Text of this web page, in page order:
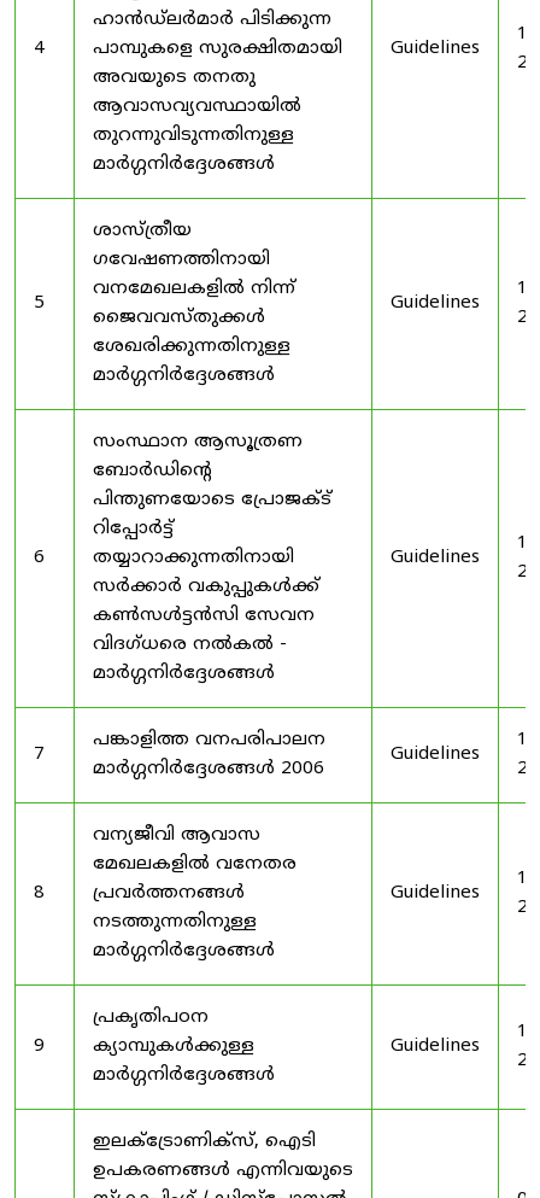
4
ഹാൻഡ്‌ലർമാർ പിടിക്കുന്ന
പാമ്പുകളെ സുരക്ഷിതമായി
അവയുടെ തനതു
ആവാസവ്യവസ്ഥായിൽ
തുറന്നുവിടുന്നതിനുള്ള
മാർഗ്ഗനിർദ്ദേശങ്ങൾ
Guidelines
5
ശാസ്ത്രീയ
ഗവേഷണത്തിനായി
വനമേഖലകളിൽ നിന്ന്
ജൈവവസ്തുക്കൾ
ശേഖരിക്കുന്നതിനുള്ള
മാർഗ്ഗനിർദ്ദേശങ്ങൾ
Guidelines
6
സംസ്ഥാന ആസൂത്രണ
ബോർഡിൻ്റെ
പിന്തുണയോടെ പ്രോജക്ട്
റിപ്പോർട്ട്
തയ്യാറാക്കുന്നതിനായി
സർക്കാർ വകുപ്പുകൾക്ക്
കൺസൾട്ടൻസി സേവന
വിദഗ്ധരെ നൽകൽ -
മാർഗ്ഗനിർദ്ദേശങ്ങൾ
Guidelines
7
പങ്കാളിത്ത വനപരിപാലന
മാർഗ്ഗനിർദ്ദേശങ്ങൾ 2006
Guidelines
8
വന്യജീവി ആവാസ
മേഖലകളിൽ വനേതര
പ്രവർത്തനങ്ങൾ
നടത്തുന്നതിനുള്ള
മാർഗ്ഗനിർദ്ദേശങ്ങൾ
Guidelines
9
പ്രകൃതിപഠന
ക്യാമ്പുകൾക്കുള്ള
മാർഗ്ഗനിർദ്ദേശങ്ങൾ
Guidelines
ഇലക്‌ട്രോണിക്‌സ്, ഐടി
ഉപകരണങ്ങൾ എന്നിവയുടെ